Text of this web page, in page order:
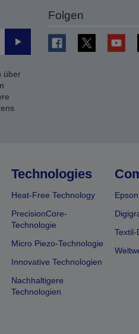
Senden
über
Folgen
Technologies
Heat-Free Technology
PrecisionCore-
Technologie
Micro Piezo-Technologie
Innovative Technologien
Nachhaltigere
Technologien